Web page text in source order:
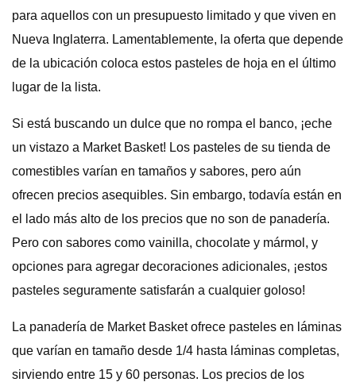
para aquellos con un presupuesto limitado y que viven en
Nueva Inglaterra. Lamentablemente, la oferta que depende
de la ubicación coloca estos pasteles de hoja en el último
lugar de la lista.
Si está buscando un dulce que no rompa el banco, ¡eche
un vistazo a Market Basket! Los pasteles de su tienda de
comestibles varían en tamaños y sabores, pero aún
ofrecen precios asequibles. Sin embargo, todavía están en
el lado más alto de los precios que no son de panadería.
Pero con sabores como vainilla, chocolate y mármol, y
opciones para agregar decoraciones adicionales, ¡estos
pasteles seguramente satisfarán a cualquier goloso!
La panadería de Market Basket ofrece pasteles en láminas
que varían en tamaño desde 1/4 hasta láminas completas,
sirviendo entre 15 y 60 personas. Los precios de los